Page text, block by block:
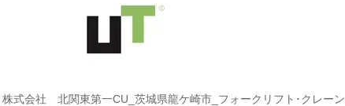
式会社 北関東第一CU_茨城県龍ケ崎市_フォークリフト･クレーン